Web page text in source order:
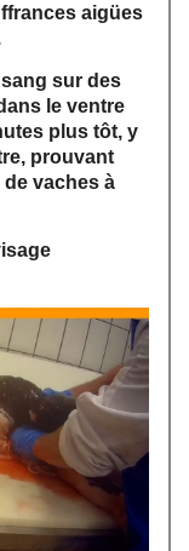
aigües
sang sur des
le ventre
plus tôt, y
prouvant
vaches à